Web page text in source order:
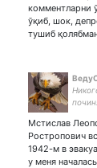
комментларни
ўқиб, шок,
тушиб
Мстислав
Ростропович
1942-м в
у меня